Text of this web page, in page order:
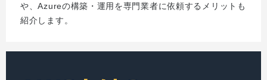
や、Azureの構築・運用を専門業者に依頼するメリットも
紹介します。